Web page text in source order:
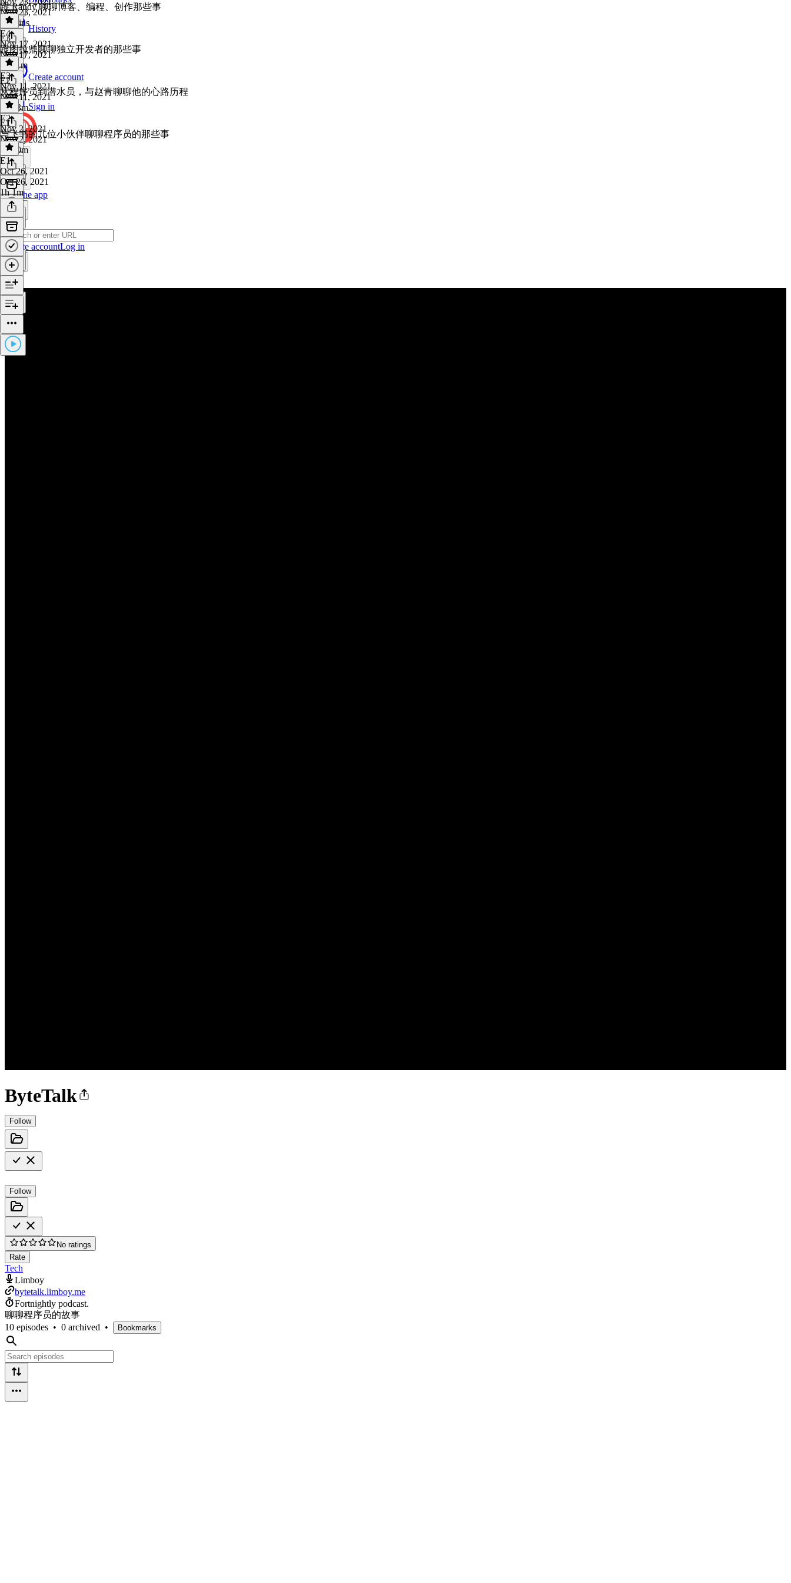
History
Create account
Sign in
Get the app
Create accountLog in
ByteTalk
Follow
Follow
No ratings
Rate
Tech
Limboy
bytetalk.limboy.me
Fortnightly podcast.
聊聊程序员的故事
10 episodes • 0 archived • Bookmarks
Nov 23, 2021
42 mins
跟 Randy 聊聊博客、编程、创作那些事
E4·
Nov 17, 2021
Nov 17, 2021
1h 11m
E3
跟图拉鼎聊聊独立开发者的那些事
E3·
Nov 11, 2021
Nov 11, 2021
1h 23m
E2
从程序员到潜水员，与赵青聊聊他的心路历程
E2·
Nov 2, 2021
Nov 2, 2021
1h 20m
E1
与飞书的几位小伙伴聊聊程序员的那些事
E1·
Oct 26, 2021
Oct 26, 2021
1h 1m